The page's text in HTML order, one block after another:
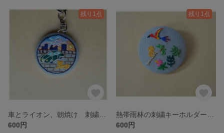
残り1点
600円
残り1点
600円